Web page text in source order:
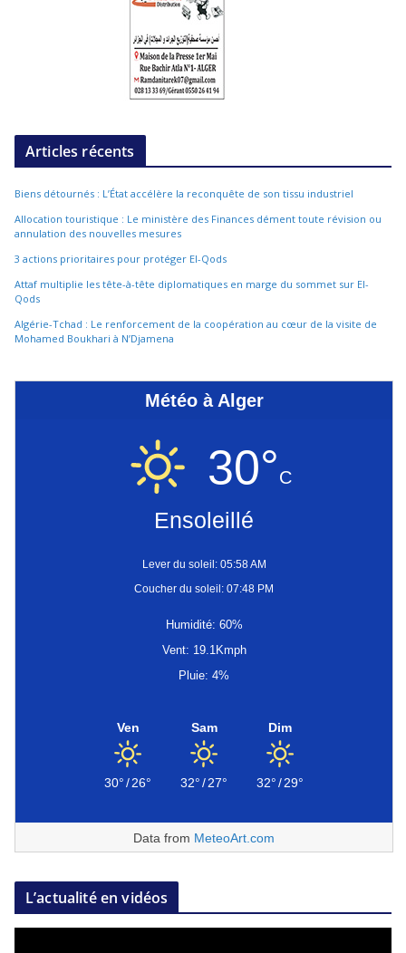
Articles récents
Biens détournés : L’État accélère la reconquête de son tissu industriel
Allocation touristique : Le ministère des Finances dément toute révision ou
annulation des nouvelles mesures
3 actions prioritaires pour protéger El-Qods
Attaf multiplie les tête-à-tête diplomatiques en marge du sommet sur El-
Qods
Algérie-Tchad : Le renforcement de la coopération au cœur de la visite de
Mohamed Boukhari à N’Djamena
Météo à Alger
30°C
Ensoleillé
Lever du soleil: 05:58 AM
Coucher du soleil: 07:48 PM
Humidité: 60%
Vent: 19.1Kmph
Pluie: 4%
Ven
30°/26°
Sam
32°/27°
Dim
32°/29°
Data from MeteoArt.com
L’actualité en vidéos